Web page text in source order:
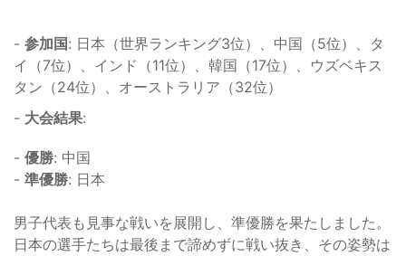
- 参加国: 日本（世界ランキング3位）、中国（5位）、タ
イ（7位）、インド（11位）、韓国（17位）、ウズベキス
タン（24位）、オーストラリア（32位）
- 大会結果:
- 優勝: 中国
- 準優勝: 日本
男子代表も見事な戦いを展開し、準優勝を果たしました。
日本の選手たちは最後まで諦めずに戦い抜き、その姿勢は